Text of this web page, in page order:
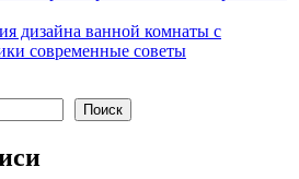
дизайна ванной комнаты с
современные советы
Поиск